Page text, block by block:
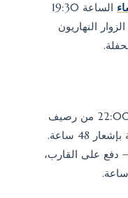
الساعة 19:30
قارب الحفلة الساعة 22:00. الزوار النهاريون
المغادرات العامة الجمعة والسبت 22:00 من رصيف
قبطاش؛ التأجير الخاص في أي ليلة بإشعار 48 ساعة.
دفع على القارب،